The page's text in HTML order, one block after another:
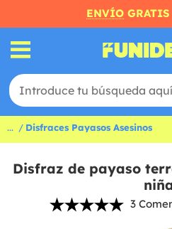
ENVÍO
... Disfraces Payasos Asesinos
Disfraz de payaso
3